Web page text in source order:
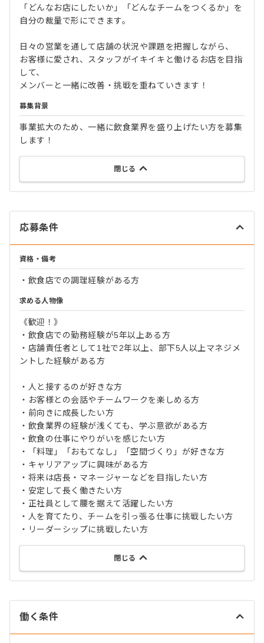
「どんなお店にしたいか」「どんなチームをつくるか」を
自分の裁量で形にできます。
日々の営業を通して店舗の状況や課題を把握しながら、
お客様に愛され、スタッフがイキイキと働けるお店を目指
して、
メンバーと一緒に改善・挑戦を重ねていきます！
募集背景
事業拡大のため、一緒に飲食業界を盛り上げたい方を募集
します！
閉じる
応募条件
資格・備考
・飲食店での調理経験がある方
求める人物像
《歓迎！》
・飲食店での勤務経験が5年以上ある方
・店舗責任者として1社で2年以上、部下5人以上マネジメ
ントした経験がある方
・人と接するのが好きな方
・お客様との会話やチームワークを楽しめる方
・前向きに成長したい方
・飲食業界の経験が浅くても、学ぶ意欲がある方
・飲食の仕事にやりがいを感じたい方
・「料理」「おもてなし」「空間づくり」が好きな方
・キャリアアップに興味がある方
・将来は店長・マネージャーなどを目指したい方
・安定して長く働きたい方
・正社員として腰を据えて活躍したい方
・人を育てたり、チームを引っ張る仕事に挑戦したい方
・リーダーシップに挑戦したい方
閉じる
働く条件